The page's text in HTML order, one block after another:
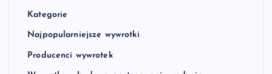
Kategorie
Najpopularniejsze wywrotki
Producenci wywrotek